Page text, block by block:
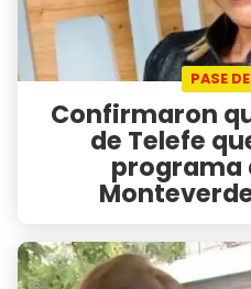
PASE
Confirmaron
de Telefe
programa